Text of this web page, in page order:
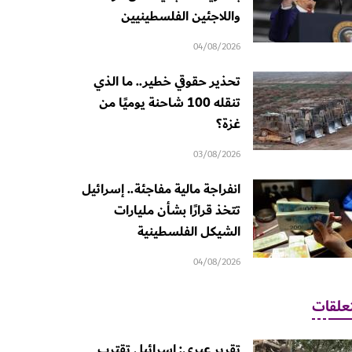
واللاجئين الفلسطينيين
04/08/2026
تحذير حقوقي خطير.. ما الذي
تنقله 100 شاحنة يوميًا من
غزة؟
03/08/2026
انفراجة مالية مفاجئة.. إسرائيل
تتخذ قرارًا بشأن مليارات
الشيكل الفلسطينية
04/08/2026